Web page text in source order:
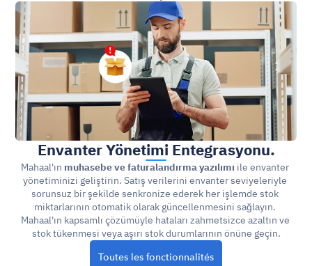
Envanter Yönetimi Entegrasyonu.
Mahaal'ın muhasebe ve faturalandırma yazılımı ile envanter
yönetiminizi geliştirin. Satış verilerini envanter seviyeleriyle
sorunsuz bir şekilde senkronize ederek her işlemde stok
miktarlarının otomatik olarak güncellenmesini sağlayın.
Mahaal'ın kapsamlı çözümüyle hataları zahmetsizce azaltın ve
stok tükenmesi veya aşırı stok durumlarının önüne geçin.
Toutes les fonctionnalités